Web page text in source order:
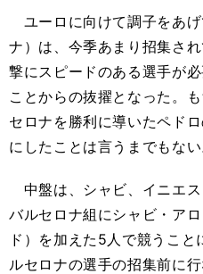
ユーロに向けて調子をあ
ナ）は、今季あまり招集さ
撃にスピードのある選手が
ことからの抜擢となった。
セロナを勝利に導いたペド
にしたことは言うまでもない
中盤は、シャビ、イニエ
バルセロナ組にシャビ・ア
ド）を加えた5人で競うこ
ルセロナの選手の招集前に